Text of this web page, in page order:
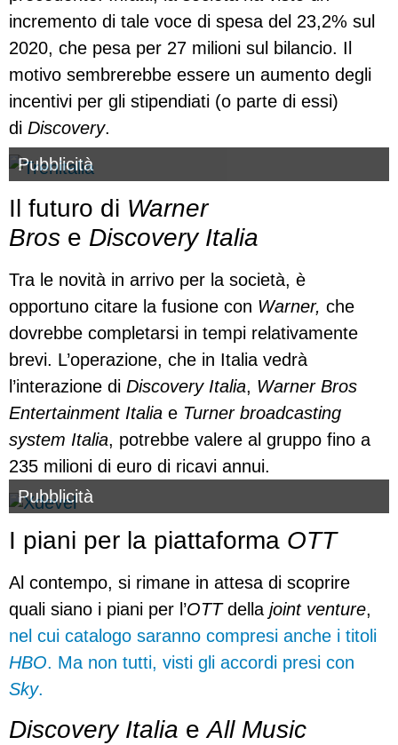
incremento di tale voce di spesa del 23,2% sul
2020, che pesa per 27 milioni sul bilancio. Il
motivo sembrerebbe essere un aumento degli
incentivi per gli stipendiati (o parte di essi)
di Discovery.
Pubblicità
Il futuro di Warner
Bros e Discovery Italia
Tra le novità in arrivo per la società, è
opportuno citare la fusione con Warner, che
dovrebbe completarsi in tempi relativamente
brevi. L’operazione, che in Italia vedrà
l’interazione di Discovery Italia, Warner Bros
Entertainment Italia e Turner broadcasting
system Italia, potrebbe valere al gruppo fino a
235 milioni di euro di ricavi annui.
Pubblicità
I piani per la piattaforma OTT
Al contempo, si rimane in attesa di scoprire
quali siano i piani per l’OTTdella joint venture,
nel cui catalogo saranno compresi anche i titoli
HBO. Ma non tutti, visti gli accordi presi con
Sky.
Discovery Italia eAll Music